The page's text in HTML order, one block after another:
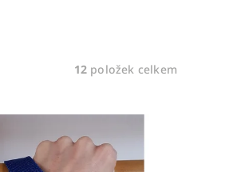
12 položek celkem